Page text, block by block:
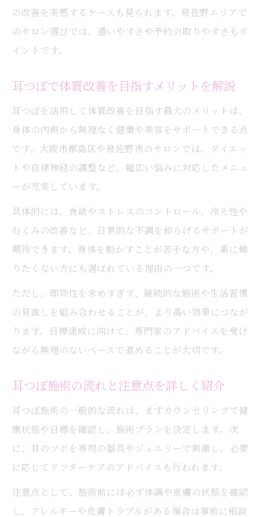
の改善を実感するケースも見られます。泉佐野エリアで
のサロン選びでは、通いやすさや予約の取りやすさもポ
イントです。
耳つぼで体質改善を目指すメリットを解説
耳つぼを活用して体質改善を目指す最大のメリットは、
身体の内側から無理なく健康や美容をサポートできる点
です。大阪市都島区や泉佐野市のサロンでは、ダイエッ
トや自律神経の調整など、幅広い悩みに対応したメニュ
ーが充実しています。
具体的には、食欲やストレスのコントロール、冷え性や
むくみの改善など、日常的な不調を和らげるサポートが
期待できます。身体を動かすことが苦手な方や、薬に頼
りたくない方にも選ばれている理由の一つです。
ただし、即効性を求めすぎず、継続的な施術や生活習慣
の見直しを組み合わせることが、より高い効果につなが
ります。目標達成に向けて、専門家のアドバイスを受け
ながら無理のないペースで進めることが大切です。
耳つぼ施術の流れと注意点を詳しく紹介
耳つぼ施術の一般的な流れは、まずカウンセリングで健
康状態や目標を確認し、施術プランを決定します。次
に、耳のツボを専用の器具やジュエリーで刺激し、必要
に応じてアフターケアのアドバイスも行われます。
注意点として、施術前には必ず体調や皮膚の状態を確認
し、アレルギーや皮膚トラブルがある場合は事前に相談